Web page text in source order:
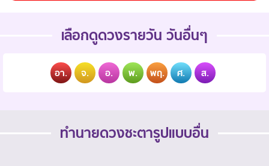
เลือกดูดวงรายวัน วันอื่นๆ
อา. จ. อ. พ. พฤ. ศ. ส.
ทำนายดวงชะตารูปแบบอื่น